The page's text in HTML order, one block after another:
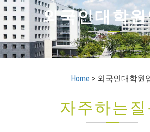
외국인대학
Home > 외국인대학원
자주하는질